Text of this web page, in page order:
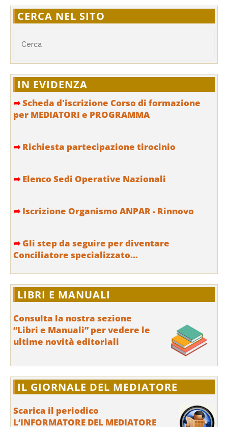
CERCA NEL SITO
IN EVIDENZA
➦Scheda d'iscrizione Corso di formazione
per MEDIATORI e PROGRAMMA
➦ Richiesta partecipazione tirocinio
➦ Elenco Sedi Operative Nazionali
➦ Iscrizione Organismo ANPAR - Rinnovo
➦ Gli step da seguire per diventare
Conciliatore specializzato...
LIBRI E MANUALI
Consulta la nostra sezione
“Libri e Manuali” per vedere le
ultime novità editoriali
IL GIORNALE DEL MEDIATORE
Scarica il periodico
L’INFORMATORE DEL MEDIATORE